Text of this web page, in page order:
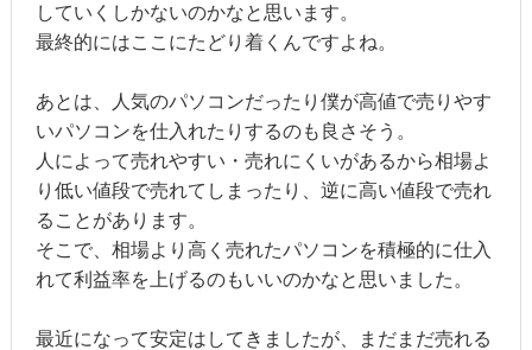
していくしかないのかなと思います。
最終的にはここにたどり着くんですよね。
あとは、人気のパソコンだったり僕が高値で売りやす
いパソコンを仕入れたりするのも良さそう。
人によって売れやすい・売れにくいがあるから相場よ
り低い値段で売れてしまったり、逆に高い値段で売れ
ることがあります。
そこで、相場より高く売れたパソコンを積極的に仕入
れて利益率を上げるのもいいのかなと思いました。
最近になって安定はしてきましたが、まだまだ売れる